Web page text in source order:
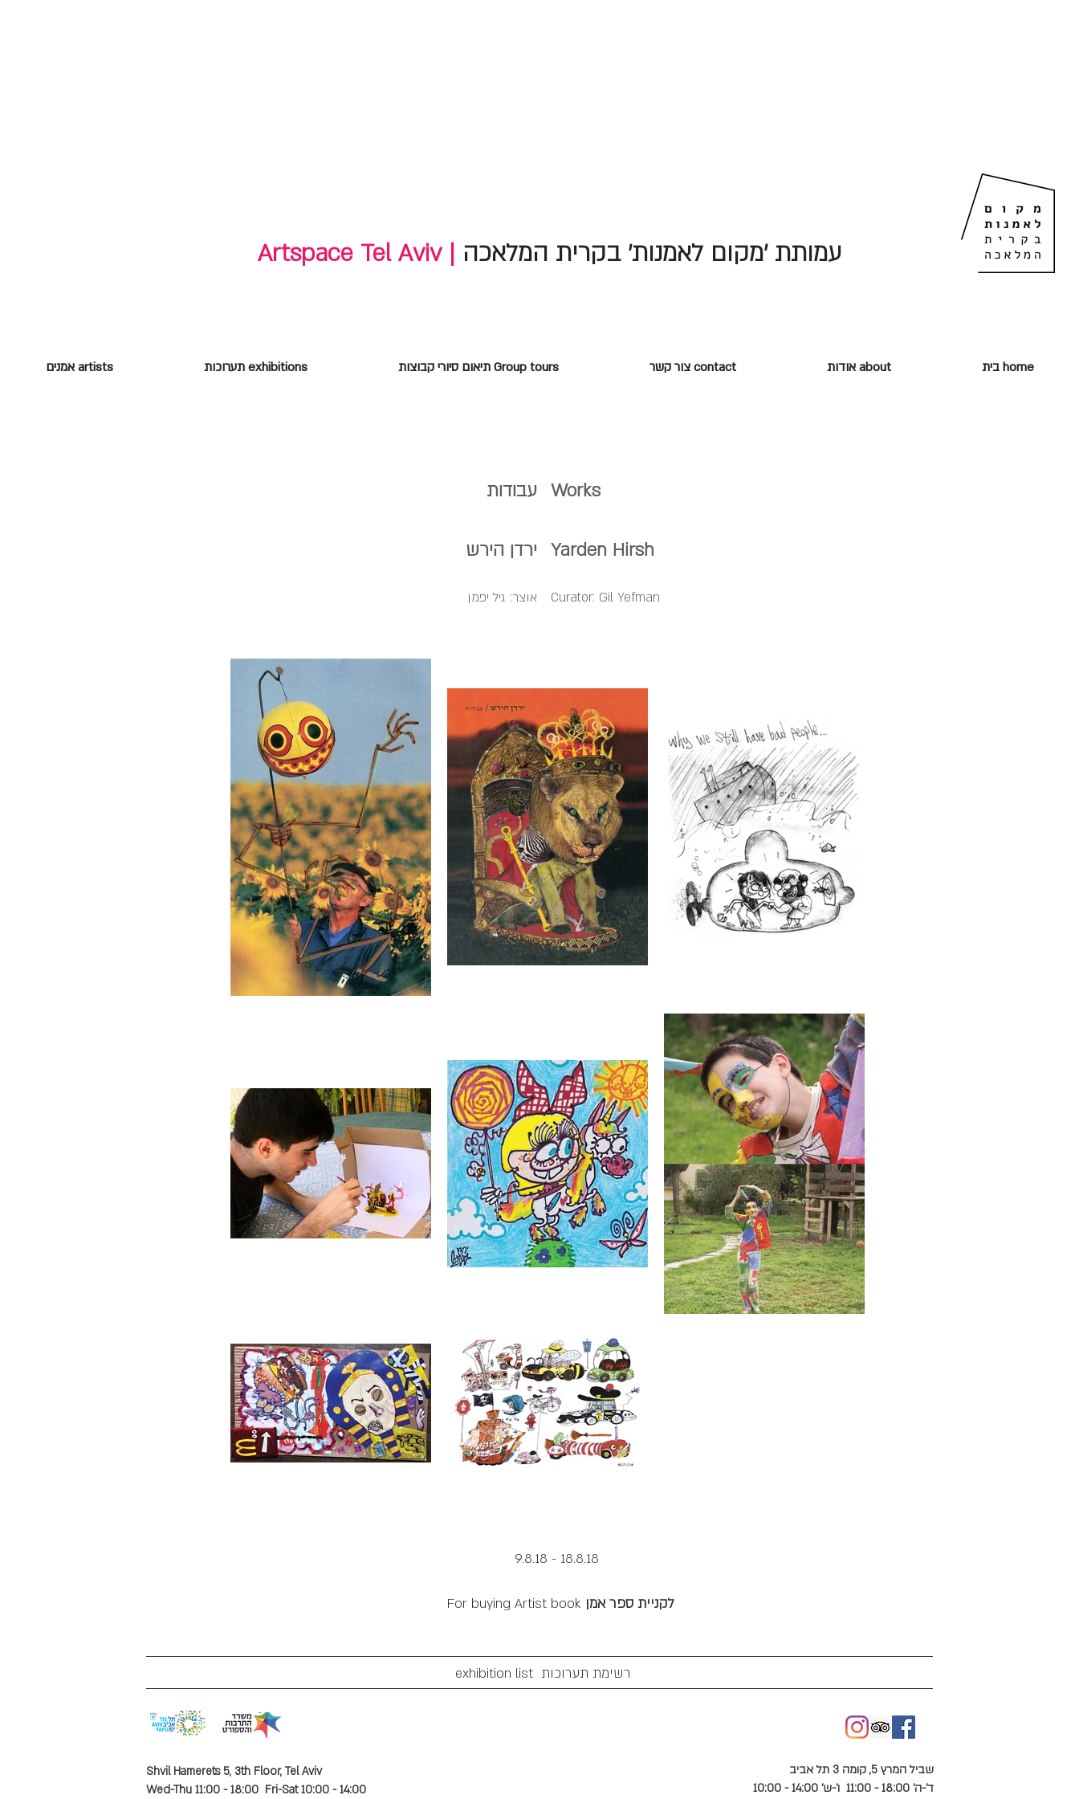
Artspace Tel Aviv | עמותת 'מקום לאמנות' בקרית המלאכה
home בית about אודות contact צור קשר Group tours תיאום סיורי קבוצות exhibitions תערוכות artists אמנים
Works
Yarden Hirsh
Curator: Gil Yefman
עבודות
ירדן הירש
אוצר: גיל יפמן
9.8.18 - 18.8.18
For buying Artist book
Shvil Hamerets 5, 3th Floor, Tel Aviv
Wed-Thu 11:00 - 18:00 Fri-Sat 10:00 - 14:00
שביל המרץ 5, קומה 3 תל אביב
ד'-ה' 18:00 - 11:00
ו'-ש' 14:00 - 10:00